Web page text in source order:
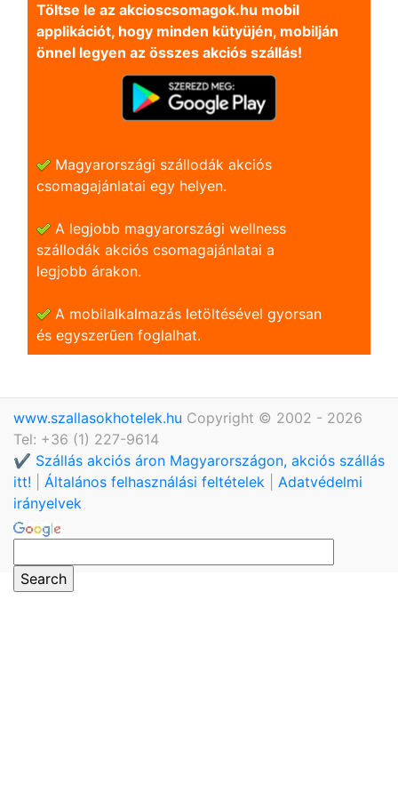
Töltse le az akcioscsomagok.hu mobil
applikációt, hogy minden kütyüjén, mobilján
önnel legyen az összes akciós szállás!
Magyarországi szállodák akciós
csomagajánlatai egy helyen.
A legjobb magyarországi wellness
szállodák akciós csomagajánlatai a
legjobb árakon.
A mobilalkalmazás letöltésével gyorsan
és egyszerũen foglalhat.
www.szallasokhotelek.hu Copyright © 2002 - 2026
Tel: +36 (1) 227-9614
✔️ Szállás akciós áron Magyarországon, akciós szállás
itt!
Általános felhasználási feltételek
Adatvédelmi
irányelvek